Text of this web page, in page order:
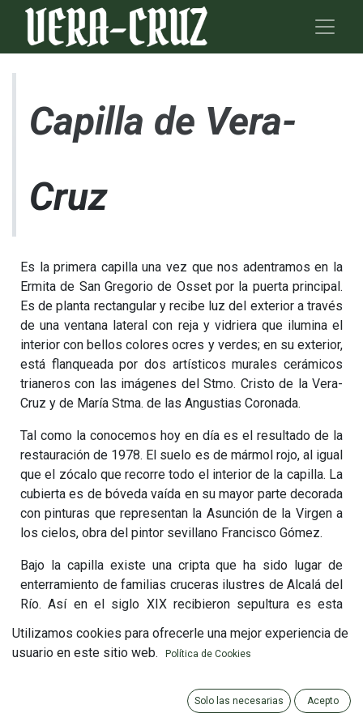
Capilla de Vera-
Cruz
Es la primera capilla una vez que nos adentramos en la
Ermita de San Gregorio de Osset por la puerta principal.
Es de planta rectangular y recibe luz del exterior a través
de una ventana lateral con reja y vidriera que ilumina el
interior con bellos colores ocres y verdes; en su exterior,
está flanqueada por dos artísticos murales cerámicos
trianeros con las imágenes del Stmo. Cristo de la Vera-
Cruz y de María Stma. de las Angustias Coronada.
Tal como la conocemos hoy en día es el resultado de la
restauración de 1978. El suelo es de mármol rojo, al igual
que el zócalo que recorre todo el interior de la capilla. La
cubierta es de bóveda vaída en su mayor parte decorada
con pinturas que representan la Asunción de la Virgen a
los cielos, obra del pintor sevillano Francisco Gómez.
Bajo la capilla existe una cripta que ha sido lugar de
enterramiento de familias cruceras ilustres de Alcalá del
Río. Así en el siglo XIX recibieron sepultura es esta
cripta miembros de la familia Rull. A principios del siglo
XX fue enterrado en ella el famoso diestro D. Antonio
Reverte Jiménez, Hermano Mayor y benefactor de
de 1903. Una losa sepulcral situada en el suelo a la
Utilizamos cookies para ofrecerle una mejor experiencia de
usuario en este sitio web.
Política de Cookies
Solo las necesarias Acepto